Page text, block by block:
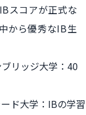
スコアが正式な
から優秀なIB生
リッジ大学：40
ド大学：IBの学習